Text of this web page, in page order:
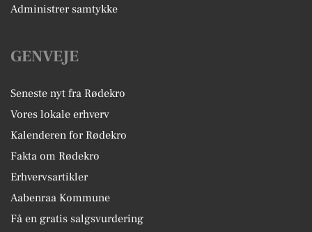
Administrer samtykke
GENVEJE
Seneste nyt fra Rødekro
Vores lokale erhverv
Kalenderen for Rødekro
Fakta om Rødekro
Erhvervsartikler
Aabenraa Kommune
Få en gratis salgsvurdering